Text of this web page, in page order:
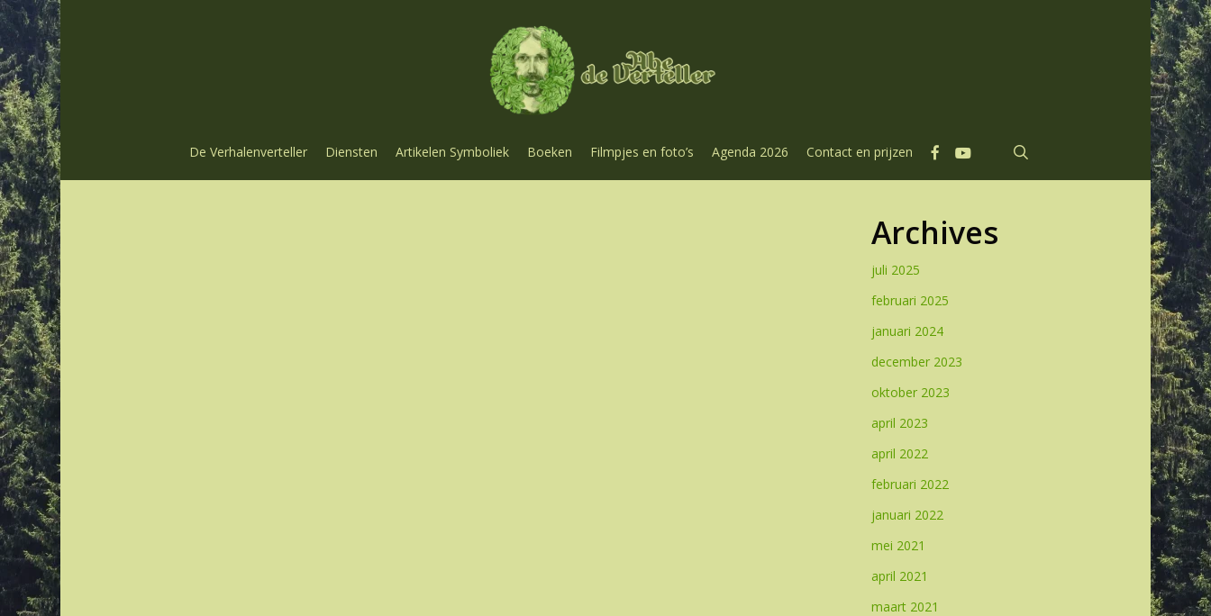
Skip
to
main
content
De Verhalenverteller Diensten Artikelen Symboliek Boeken Filmpjes en foto’s Agenda 2026 Contact en prijzen facebookyoutube
Archives
juli 2025
februari 2025
januari 2024
december 2023
oktober 2023
april 2023
april 2022
februari 2022
januari 2022
mei 2021
april 2021
maart 2021